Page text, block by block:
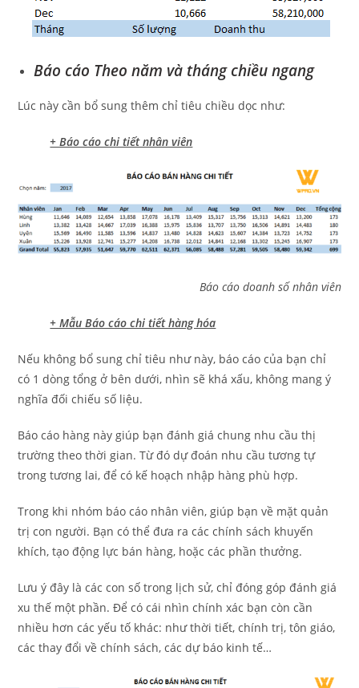
Báo cáo Theo năm và tháng chiều ngang
Lúc này cần bổ sung thêm chỉ tiêu chiều dọc như:
+ Báo cáo chi tiết nhân viên
Báo cáo doanh số nhân viên
+ Mẫu Báo cáo chi tiết hàng hóa
Nếu không bổ sung chỉ tiêu như này, báo cáo của bạn chỉ
có 1 dòng tổng ở bên dưới, nhìn sẽ khá xấu, không mang ý
nghĩa đối chiếu số liệu.
Báo cáo hàng này giúp bạn đánh giá chung nhu cầu thị
trường theo thời gian. Từ đó dự đoán nhu cầu tương tự
trong tương lai, để có kế hoạch nhập hàng phù hợp.
Trong khi nhóm báo cáo nhân viên, giúp bạn về mặt quản
trị con người. Bạn có thể đưa ra các chính sách khuyến
khích, tạo động lực bán hàng, hoặc các phần thưởng.
Lưu ý đây là các con số trong lịch sử, chỉ đóng góp đánh giá
xu thế một phần. Để có cái nhìn chính xác bạn còn cần
nhiều hơn các yếu tố khác: như thời tiết, chính trị, tôn giáo,
các thay đổi về chính sách, các dự báo kinh tế…